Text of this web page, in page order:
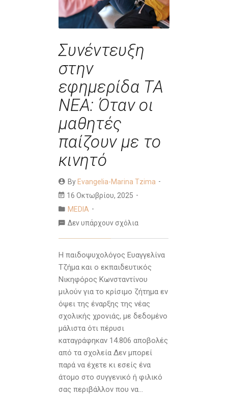
Συνέντευξη
στην
εφημερίδα ΤΑ
ΝΕΑ: Όταν οι
μαθητές
παίζουν με το
κινητό
By Evangelia-Marina Tzima
16 Οκτωβρίου, 2025
MEDIA
Δεν υπάρχουν σχόλια
Η παιδοψυχολόγος Ευαγγελίνα
Τζήμα και ο εκπαιδευτικός
Νικηφόρος Κωνσταντίνου
μιλούν για το κρίσιμο ζήτημα εν
όψει της έναρξης της νέας
σχολικής χρονιάς, με δεδομένο
μάλιστα ότι πέρυσι
καταγράφηκαν 14.806 αποβολές
από τα σχολεία Δεν μπορεί
παρά να έχετε κι εσείς ένα
άτομο στο συγγενικό ή φιλικό
σας περιβάλλον που να…